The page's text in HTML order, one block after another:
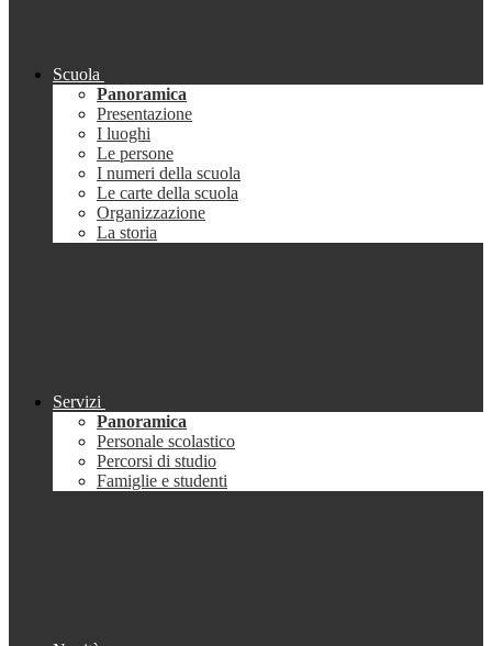
Scuola
Panoramica
Presentazione
I luoghi
Le persone
I numeri della scuola
Le carte della scuola
Organizzazione
La storia
Servizi
Panoramica
Personale scolastico
Percorsi di studio
Famiglie e studenti